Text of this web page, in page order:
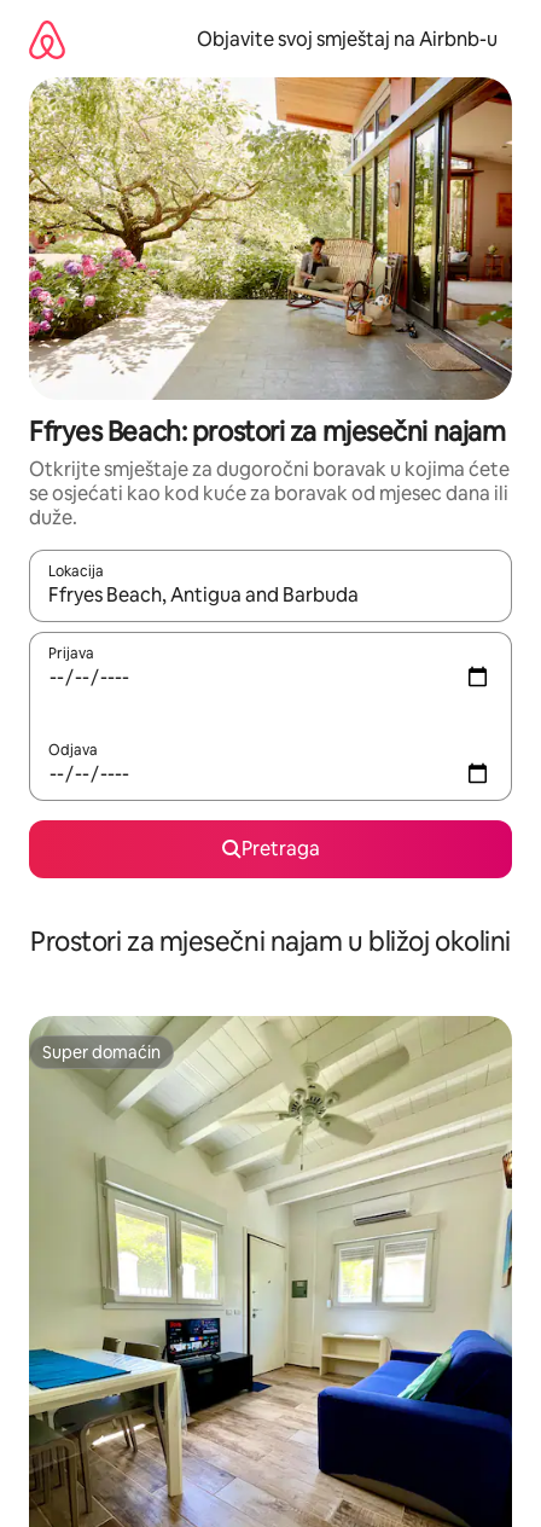
sadržaj
Objavite svoj smještaj na Airbnb-u
Ffryes Beach: prostori za mjesečni najam
Otkrijte smještaje za dugoročni boravak u kojima ćete
se osjećati kao kod kuće za boravak od mjesec dana ili
duže.
Lokacija
Kad su rezultati dostupni, možete da se krećete kroz njih
Prijava
Odjava
Pretraga
Prostori za mjesečni najam u bližoj okolini
Super domaćin
Super domaćin